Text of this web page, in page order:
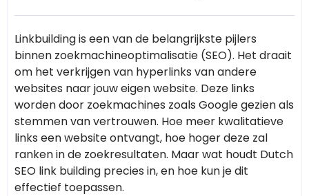
Linkbuilding is een van de belangrijkste pijlers
binnen zoekmachineoptimalisatie (SEO). Het draait
om het verkrijgen van hyperlinks van andere
websites naar jouw eigen website. Deze links
worden door zoekmachines zoals Google gezien als
stemmen van vertrouwen. Hoe meer kwalitatieve
links een website ontvangt, hoe hoger deze zal
ranken in de zoekresultaten. Maar wat houdt Dutch
SEO link building precies in, en hoe kun je dit
effectief toepassen.